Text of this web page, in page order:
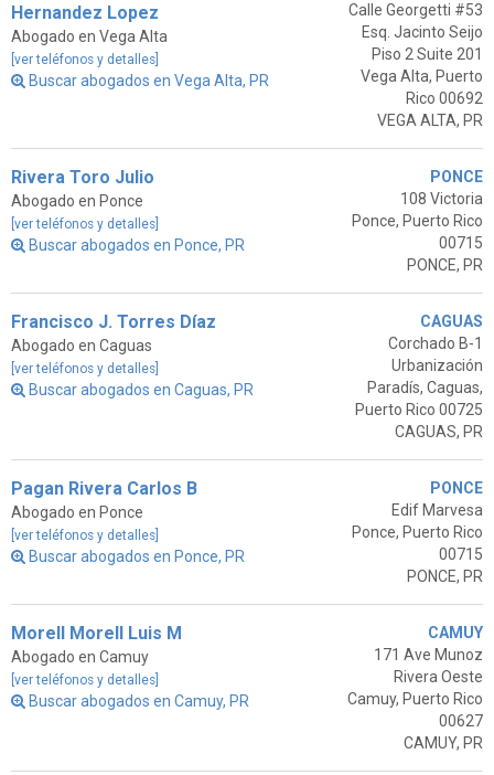
Hernandez Lopez
Abogado en Vega Alta
[ver teléfonos y detalles]
Buscar abogados en Vega Alta, PR
Calle Georgetti #53
Esq. Jacinto Seijo
Piso 2 Suite 201
Vega Alta, Puerto
Rico 00692
VEGA ALTA, PR
Rivera Toro Julio
Abogado en Ponce
[ver teléfonos y detalles]
Buscar abogados en Ponce, PR
PONCE
108 Victoria
Ponce, Puerto Rico
00715
PONCE, PR
Francisco J. Torres Díaz
Abogado en Caguas
[ver teléfonos y detalles]
Buscar abogados en Caguas, PR
CAGUAS
Corchado B-1
Urbanización
Paradís, Caguas,
Puerto Rico 00725
CAGUAS, PR
Pagan Rivera Carlos B
Abogado en Ponce
[ver teléfonos y detalles]
Buscar abogados en Ponce, PR
PONCE
Edif Marvesa
Ponce, Puerto Rico
00715
PONCE, PR
Morell Morell Luis M
Abogado en Camuy
[ver teléfonos y detalles]
Buscar abogados en Camuy, PR
CAMUY
171 Ave Munoz
Rivera Oeste
Camuy, Puerto Rico
00627
CAMUY, PR